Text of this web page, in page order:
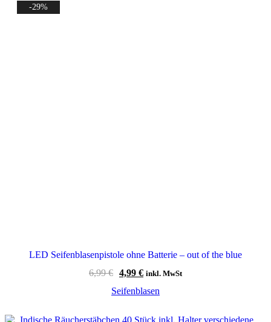
-29%
LED Seifenblasenpistole ohne Batterie – out of the blue
6,99€ Ursprünglicher
war:
4,99 €Aktueller
ist:
inkl. MwSt
Seifenblasen